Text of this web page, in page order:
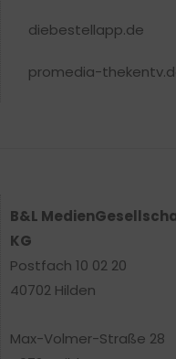
diebestellapp.de
promedia-
B&L
KG
Postfach 10 02 20
40702 Hilden
Max-Volmer-Straße 28